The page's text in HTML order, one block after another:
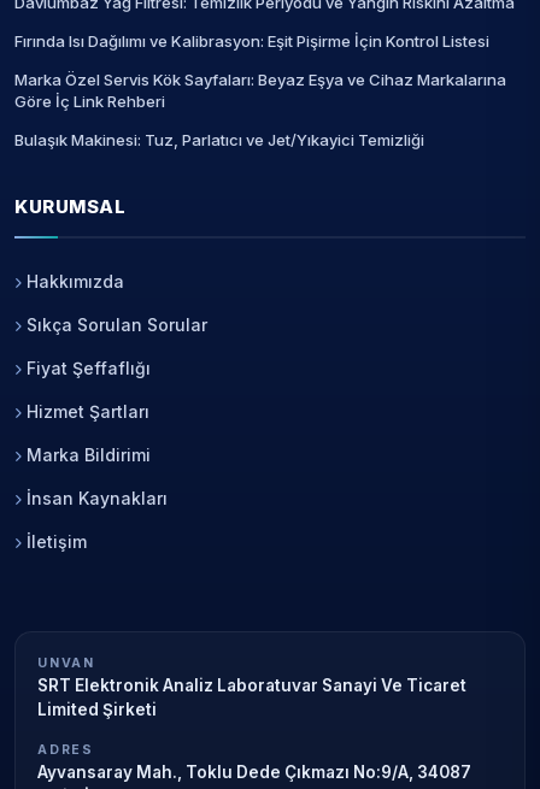
Fırında Isı Dağılımı ve Kalibrasyon: Eşit Pişirme İçin Kontrol Listesi
Marka Özel Servis Kök Sayfaları: Beyaz Eşya ve Cihaz Markalarına
Göre İç Link Rehberi
Bulaşık Makinesi: Tuz, Parlatıcı ve Jet/Yıkayici Temizliği
KURUMSAL
Hakkımızda
Sıkça Sorulan Sorular
Fiyat Şeffaflığı
Hizmet Şartları
Marka Bildirimi
İnsan Kaynakları
İletişim
UNVAN
SRT Elektronik Analiz Laboratuvar Sanayi Ve Ticaret
Limited Şirketi
ADRES
Ayvansaray Mah., Toklu Dede Çıkmazı No:9/A, 34087